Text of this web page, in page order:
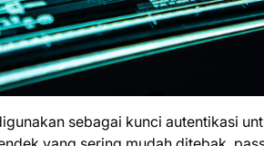
sebagai kunci autentikasi